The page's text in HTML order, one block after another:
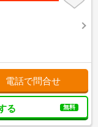
電話で問合せ
る 無料